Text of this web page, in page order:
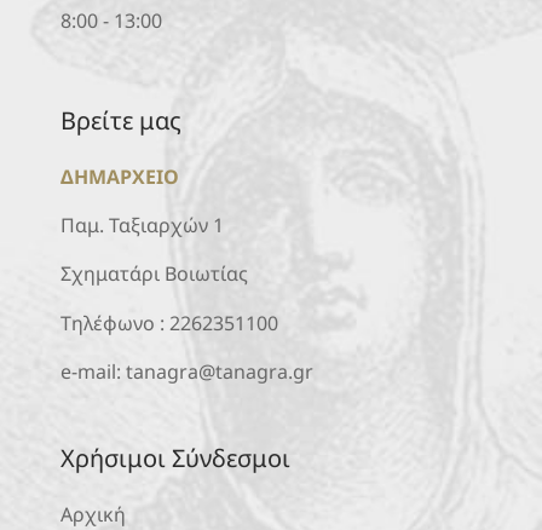
8:00 - 13:00
Βρείτε μας
ΔΗΜΑΡΧΕΙΟ
Παμ. Ταξιαρχών 1
Σχηματάρι Βοιωτίας
Τηλέφωνο : 2262351100
e-mail: tanagra@tanagra.gr
Χρήσιμοι Σύνδεσμοι
Αρχική